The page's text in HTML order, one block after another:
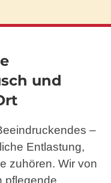
und
–
Entlastung,
zuhören. Wir von
pflegende